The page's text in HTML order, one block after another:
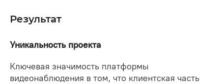
Результат
Уникальность проекта
Ключевая значимость платформы
видеонаблюдения в том, что клиентская часть